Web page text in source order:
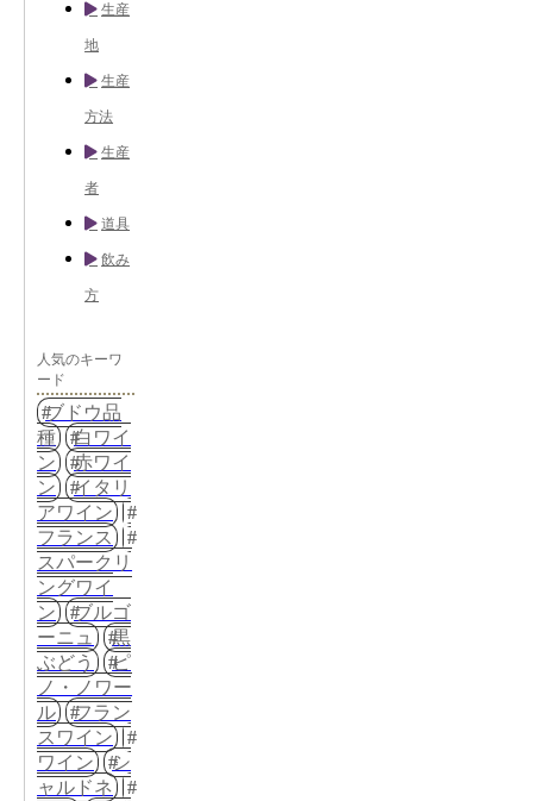
生産
地
生産
方法
生産
者
道具
飲み
方
人気のキーワ
ード
ブドウ品
種
白ワイ
ン
赤ワイ
ン
イタリ
アワイン
フランス
スパークリ
ングワイ
ン
ブルゴ
ーニュ
黒
ぶどう
ピ
ノ・ノワー
ル
フラン
スワイン
ワイン
シ
ャルドネ